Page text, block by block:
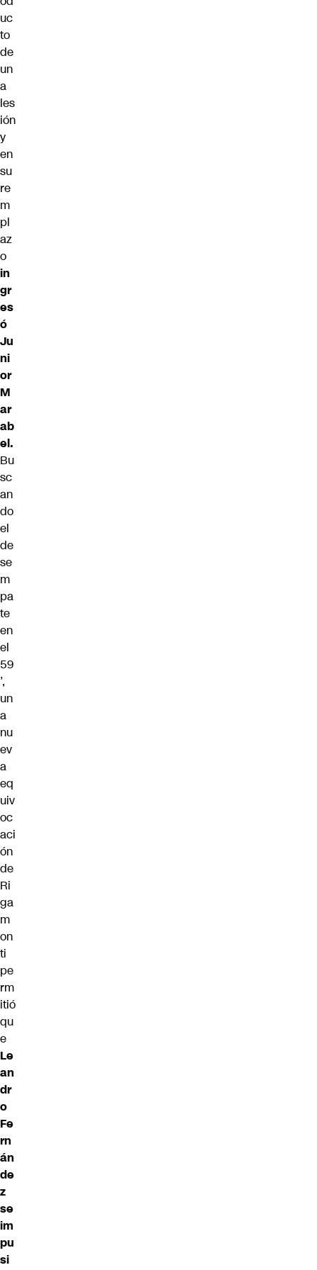
uc
to
de
un
a
les
ión
y
en
su
re
m
pl
az
o
in
gr
es
ó
Ju
ni
or
M
ar
ab
el.
Bu
sc
an
do
el
de
se
m
pa
te
en
el
59
’,
un
a
nu
ev
a
eq
uiv
oc
aci
ón
de
Ri
ga
m
on
ti
pe
rm
itió
qu
e
Le
an
dr
o
Fe
rn
án
de
z
se
im
pu
si